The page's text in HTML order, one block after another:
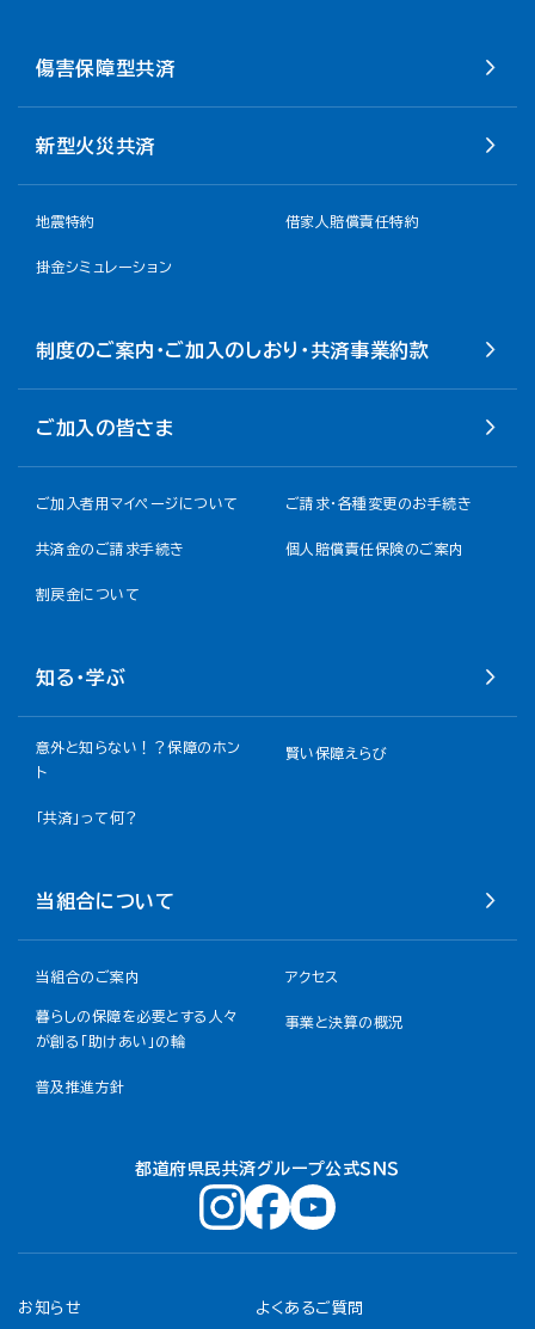
傷害保障型共済
新型火災共済
地震特約 借家人賠償責任特約
掛金シミュレーション
制度のご案内・ご加入のしおり・共済事業約款
ご加入の皆さま
ご加入者用マイページについて ご請求・各種変更のお手続き
共済金のご請求手続き 個人賠償責任保険のご案内
割戻金について​
知る・学ぶ
意外と知らない！？保障のホン
ト
賢い保障えらび
「共済」って何？
当組合について
当組合のご案内 アクセス
暮らしの保障を必要とする人々
が創る「助けあい」の輪
事業と決算の概況
普及推進方針
都道府県民共済グループ公式ＳＮＳ
お知らせ よくあるご質問